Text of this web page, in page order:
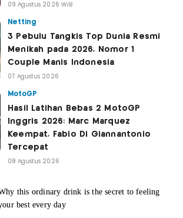
09 Agustus 2026 WIB
Netting
3 Pebulu Tangkis Top Dunia Resmi
Menikah pada 2026, Nomor 1
Couple Manis Indonesia
07 Agustus 2026
MotoGP
Hasil Latihan Bebas 2 MotoGP
Inggris 2026: Marc Marquez
Keempat, Fabio Di Giannantonio
Tercepat
08 Agustus 2026